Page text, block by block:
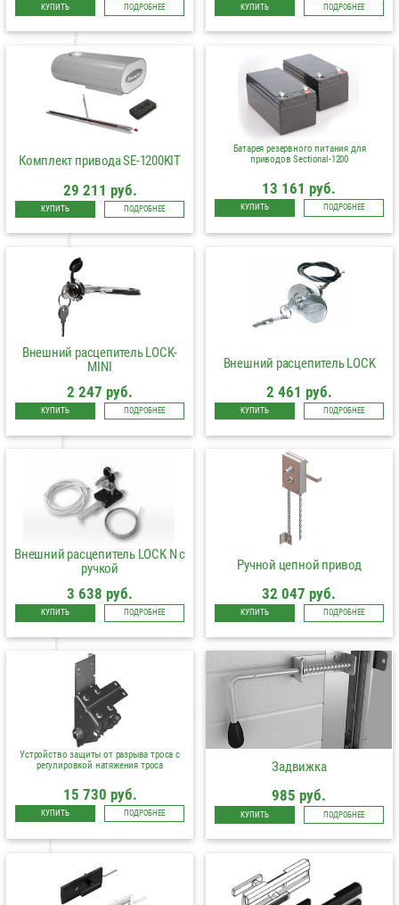
КУПИТЬ ПОДРОБНЕЕ КУПИТЬ ПОДРОБНЕЕ
Комплект привода SE-1200KIT
29 211 руб.
КУПИТЬ ПОДРОБНЕЕ
Батарея резервного питания для
приводов Sectional-1200
13 161 руб.
КУПИТЬ ПОДРОБНЕЕ
Внешний расцепитель LOCK-
MINI
2 247 руб.
КУПИТЬ ПОДРОБНЕЕ
Внешний расцепитель LOCK
2 461 руб.
КУПИТЬ ПОДРОБНЕЕ
Внешний расцепитель LOCK N с
ручкой
3 638 руб.
КУПИТЬ ПОДРОБНЕЕ
Ручной цепной привод
32 047 руб.
КУПИТЬ ПОДРОБНЕЕ
Устройство защиты от разрыва троса с
регулировкой натяжения троса
15 730 руб.
КУПИТЬ ПОДРОБНЕЕ
Задвижка
985 руб.
КУПИТЬ ПОДРОБНЕЕ